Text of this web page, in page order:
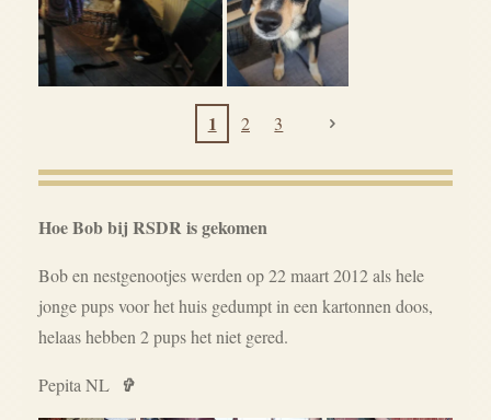
1 2 3
Hoe Bob bij RSDR is gekomen
Bob en nestgenootjes werden op 22 maart 2012 als hele
jonge pups voor het huis gedumpt in een kartonnen doos,
helaas hebben 2 pups het niet gered.
Pepita NL ✞